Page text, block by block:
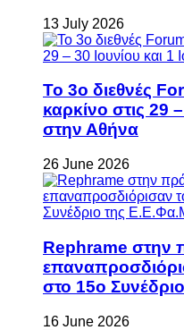
13 July 2026
Το 3ο διεθνές
καρκίνο στις 29
στην Αθήνα
26 June 2026
Rephrame στην
στο 15ο
16 June 2026